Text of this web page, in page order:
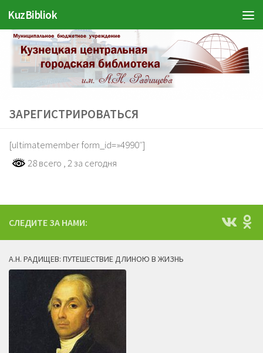
Перейти к содержимому
KuzBibliok
ЗАРЕГИСТРИРОВАТЬСЯ
[ultimatemember form_id=»4990″]
28 всего , 2 за сегодня
СЛЕДИТЕ ЗА НАМИ:
А.Н. РАДИЩЕВ: ПУТЕШЕСТВИЕ ДЛИНОЮ В ЖИЗНЬ